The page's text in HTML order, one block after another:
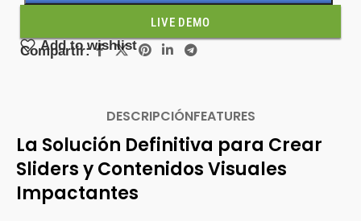
LIVE DEMO
Add to wishlist
Compartir:
DESCRIPCIÓNFEATURES
La Solución Definitiva para Crear
Sliders y Contenidos Visuales
Impactantes